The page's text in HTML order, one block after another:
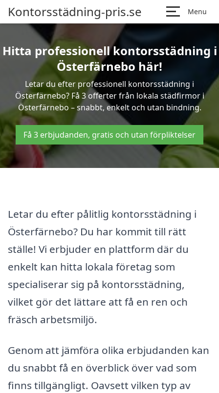
Kontorsstädning-pris.se Menu
Hitta professionell kontorsstädning i
Österfärnebo här!
Letar du efter professionell kontorsstädning i
Österfärnebo? Få 3 offerter från lokala städfirmor i
Österfärnebo – snabbt, enkelt och utan bindning.
Få 3 erbjudanden, gratis och utan förpliktelser
Letar du efter pålitlig kontorsstädning i
Österfärnebo? Du har kommit till rätt
ställe! Vi erbjuder en plattform där du
enkelt kan hitta lokala företag som
specialiserar sig på kontorsstädning,
vilket gör det lättare att få en ren och
fräsch arbetsmiljö.
Genom att jämföra olika erbjudanden kan
du snabbt få en överblick över vad som
finns tillgängligt. Oavsett vilken typ av